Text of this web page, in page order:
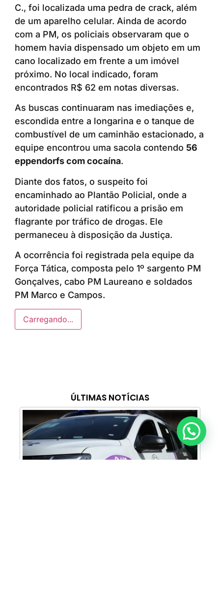
ÚLTIMAS NOTÍCIAS
C., foi localizada uma pedra de crack, além
de um aparelho celular. Ainda de acordo
com a PM, os policiais observaram que o
homem havia dispensado um objeto em um
cano localizado em frente a um imóvel
próximo. No local indicado, foram
encontrados R$ 62 em notas diversas.
As buscas continuaram nas imediações e,
escondida entre a longarina e o tanque de
combustível de um caminhão estacionado, a
equipe encontrou uma sacola contendo 56
eppendorfs com cocaína.
Diante dos fatos, o suspeito foi
encaminhado ao Plantão Policial, onde a
autoridade policial ratificou a prisão em
flagrante por tráfico de drogas. Ele
permaneceu à disposição da Justiça.
A ocorrência foi registrada pela equipe da
Força Tática, composta pelo 1º sargento PM
Gonçalves, cabo PM Laureano e soldados
PM Marco e Campos.
Carregando...
Anunciar ou recomendar matéria